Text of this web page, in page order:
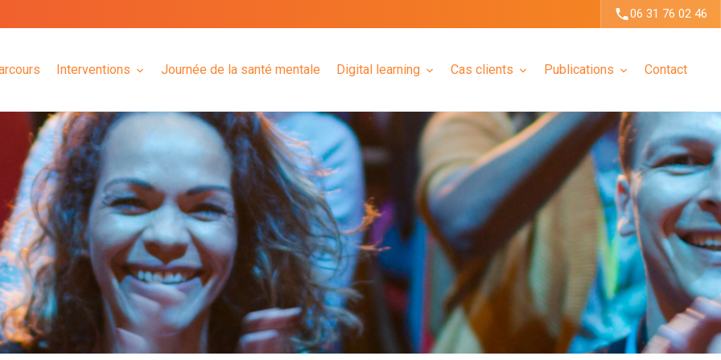
06 31 76 02 46
Interventions Journée de la santé mentale Digital learning Cas clients Publications Contact